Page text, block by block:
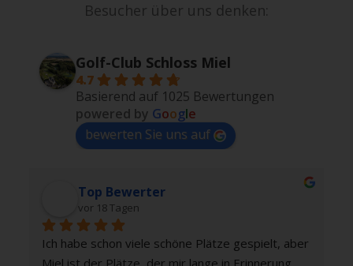
Besucher über uns denken:
Golf-Club Schloss Miel
4.7
Basierend auf 1025 Bewertungen
powered by Google
bewerten Sie uns auf
Top Bewerter
vor 18 Tagen
Ich habe schon viele schöne Plätze gespielt, aber
Miel ist der Plätze, der mir lange in Erinnerung